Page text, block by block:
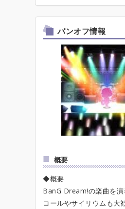
バンオフ情報
概要
◆概要
BanG Dream!の楽曲を演
コールやサイリウムも大